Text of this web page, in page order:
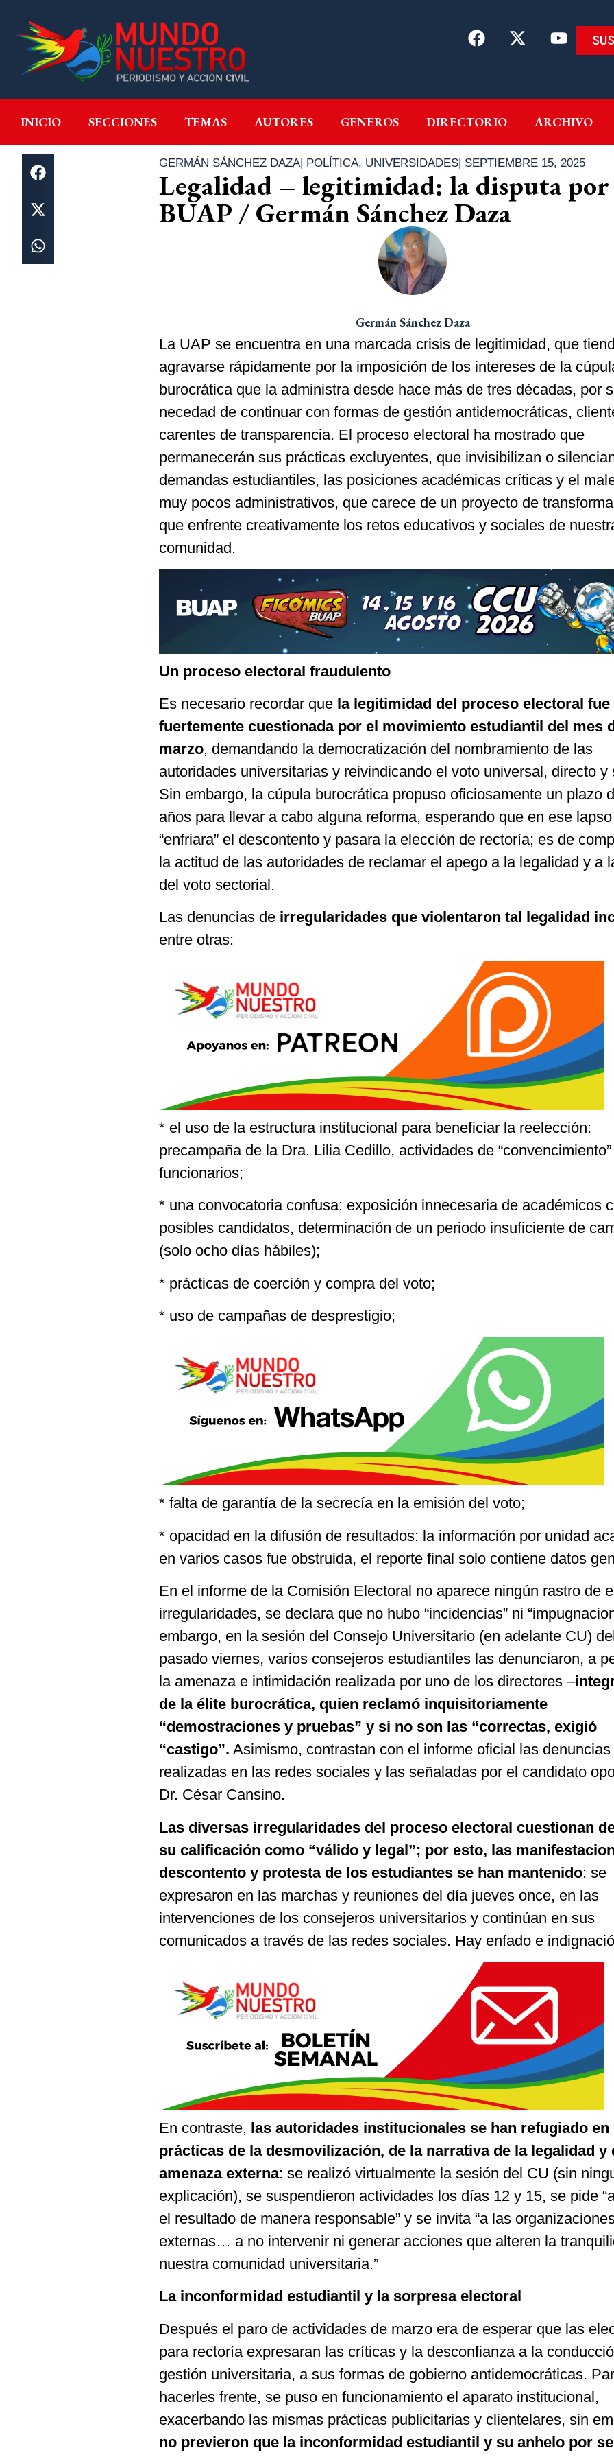
INICIO SECCIONES TEMAS AUTORES GENEROS DIRECTORIO ARCHIVO
INICIO SECCIONES GENEROS DIRECTORIO
GERMÁN SÁNCHEZ DAZA| POLÍTICA, UNIVERSIDADES| SEPTIEMBRE 15, 2025
Legalidad – legitimidad: la disputa
BUAP / Germán Sánchez Daza
Germán Sánchez Daza
La UAP se encuentra en una marcada crisis de legitimidad, que
agravarse rápidamente por la imposición de los intereses de la
burocrática que la administra desde hace más de tres décadas, por
necedad de continuar con formas de gestión antidemocráticas,
carentes de transparencia. El proceso electoral ha mostrado que
permanecerán sus prácticas excluyentes, que invisibilizan o
demandas estudiantiles, las posiciones académicas críticas y el
muy pocos administrativos, que carece de un proyecto de
que enfrente creativamente los retos educativos y sociales de
comunidad.
Un proceso electoral fraudulento
Es necesario recordar que la legitimidad del proceso electoral fue
fuertemente cuestionada por el movimiento estudiantil del mes
marzo, demandando la democratización del nombramiento de las
autoridades universitarias y reivindicando el voto universal, directo y
Sin embargo, la cúpula burocrática propuso oficiosamente un plazo
años para llevar a cabo alguna reforma, esperando que en ese
“enfriara” el descontento y pasara la elección de rectoría; es de
la actitud de las autoridades de reclamar el apego a la legalidad y a
del voto sectorial.
Las denuncias de irregularidades que violentaron tal legalidad
entre otras:
* el uso de la estructura institucional para beneficiar la reelección:
precampaña de la Dra. Lilia Cedillo, actividades de
funcionarios;
* una convocatoria confusa: exposición innecesaria de académicos
posibles candidatos, determinación de un periodo insuficiente de
(solo ocho días hábiles);
* prácticas de coerción y compra del voto;
* uso de campañas de desprestigio;
* falta de garantía de la secrecía en la emisión del voto;
* opacidad en la difusión de resultados: la información por unidad
en varios casos fue obstruida, el reporte final solo contiene datos
En el informe de la Comisión Electoral no aparece ningún rastro de
irregularidades, se declara que no hubo “incidencias” ni
embargo, en la sesión del Consejo Universitario (en adelante CU)
pasado viernes, varios consejeros estudiantiles las denunciaron, a
la amenaza e intimidación realizada por uno de los directores –
de la élite burocrática, quien reclamó inquisitoriamente
“demostraciones y pruebas” y si no son las “correctas, exigió
“castigo”. Asimismo, contrastan con el informe oficial las denuncias
realizadas en las redes sociales y las señaladas por el candidato
Dr. César Cansino.
Las diversas irregularidades del proceso electoral cuestionan
su calificación como “válido y legal”; por esto, las
descontento y protesta de los estudiantes se han mantenido: se
expresaron en las marchas y reuniones del día jueves once, en las
intervenciones de los consejeros universitarios y continúan en sus
comunicados a través de las redes sociales. Hay enfado e
En contraste, las autoridades institucionales se han refugiado en
prácticas de la desmovilización, de la narrativa de la legalidad y
amenaza externa: se realizó virtualmente la sesión del CU (sin
explicación), se suspendieron actividades los días 12 y 15, se pide
el resultado de manera responsable” y se invita “a las
externas… a no intervenir ni generar acciones que alteren la
nuestra comunidad universitaria.”
La inconformidad estudiantil y la sorpresa electoral
Después el paro de actividades de marzo era de esperar que las
para rectoría expresaran las críticas y la desconfianza a la
gestión universitaria, a sus formas de gobierno antidemocráticas.
hacerles frente, se puso en funcionamiento el aparato institucional,
exacerbando las mismas prácticas publicitarias y clientelares, sin
no previeron que la inconformidad estudiantil y su anhelo por